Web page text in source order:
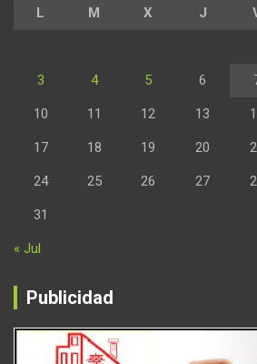
L M X J
3 4 5 6
10 11 12 13
17 18 19 20
24 25 26 27
31
« Jul
Publicidad